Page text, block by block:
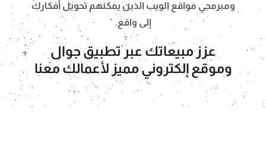
ومبرمجي مواقع الويب الذين يمكنهم تحويل أفكارك
إلى واقع.
عزز مبيعاتك عبر تطبيق جوال
وموقع إلكتروني مميز لأعمالك معنا